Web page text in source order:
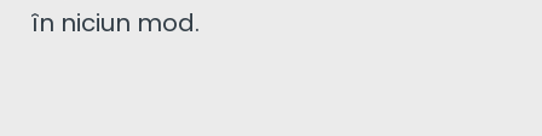
în niciun mod.